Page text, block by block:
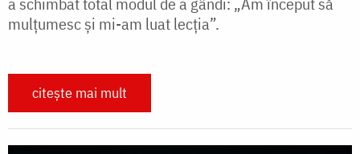
mulțumesc și mi-am luat lecția”.
citește mai mult